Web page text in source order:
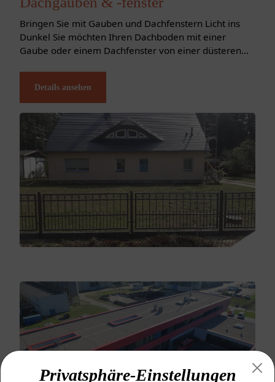
Privatsphäre-Einstellungen
Bringen Sie mit Gauben und Dachfenstern Licht ins
Dunkel Sie möchten Ihren Dachboden mit einer
Gaube oder einem Dachfenster von einer düsteren
Beide...
Details ansehen